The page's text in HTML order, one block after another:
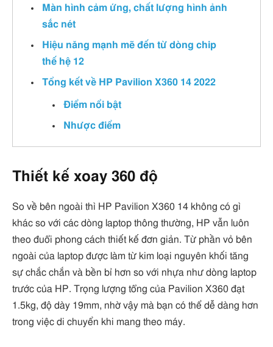
Màn hình cảm ứng, chất lượng hình ảnh
sắc nét
Hiệu năng mạnh mẽ đến từ dòng chip
thế hệ 12
Tổng kết về HP Pavilion X360 14 2022
Điểm nổi bật
Nhược điểm
Thiết kế xoay 360 độ
So về bên ngoài thì HP Pavilion X360 14 không có gì
khác so với các dòng laptop thông thường, HP vẫn luôn
theo đuổi phong cách thiết kế đơn giản. Từ phần vỏ bên
ngoài của laptop được làm từ kim loại nguyên khối tăng
sự chắc chắn và bền bỉ hơn so với nhựa như dòng laptop
trước của HP. Trọng lượng tổng của Pavilion X360 đạt
1.5kg, độ dày 19mm, nhờ vậy mà bạn có thể dễ dàng hơn
trong việc di chuyển khi mang theo máy.